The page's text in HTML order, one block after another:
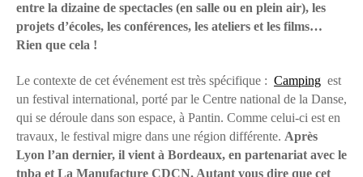
entre la dizaine de spectacles (en salle ou en plein air), les
projets d’écoles, les conférences, les ateliers et les films…
Rien que cela !
Le contexte de cet événement est très spécifique : Camping est
un festival international, porté par le Centre national de la Danse,
qui se déroule dans son espace, à Pantin. Comme celui-ci est en
travaux, le festival migre dans une région différente. Après
Lyon l’an dernier, il vient à Bordeaux, en partenariat avec le
tnba et La Manufacture CDCN. Autant vous dire que cet